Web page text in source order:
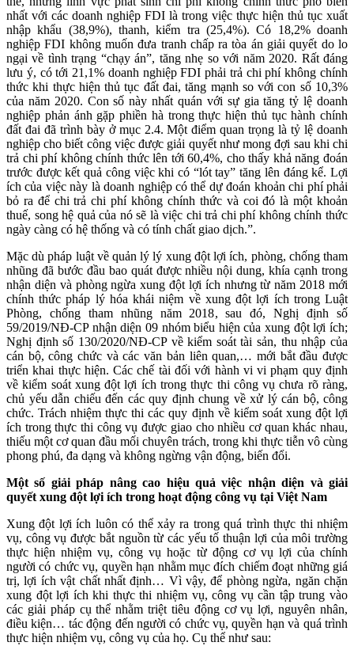
nhất với các doanh nghiệp FDI là trong việc thực hiện thủ tục xuất
nhập khẩu (38,9%), thanh, kiểm tra (25,4%). Có 18,2% doanh
nghiệp FDI không muốn đưa tranh chấp ra tòa án giải quyết do lo
ngại về tình trạng “chạy án”, tăng nhẹ so với năm 2020. Rất đáng
lưu ý, có tới 21,1% doanh nghiệp FDI phải trả chi phí không chính
thức khi thực hiện thủ tục đất đai, tăng mạnh so với con số 10,3%
của năm 2020. Con số này nhất quán với sự gia tăng tỷ lệ doanh
nghiệp phản ánh gặp phiền hà trong thực hiện thủ tục hành chính
đất đai đã trình bày ở mục 2.4. Một điểm quan trọng là tỷ lệ doanh
nghiệp cho biết công việc được giải quyết như mong đợi sau khi chi
trả chi phí không chính thức lên tới 60,4%, cho thấy khả năng đoán
trước được kết quả công việc khi có “lót tay” tăng lên đáng kể. Lợi
ích của việc này là doanh nghiệp có thể dự đoán khoản chi phí phải
bỏ ra để chi trả chi phí không chính thức và coi đó là một khoản
thuế, song hệ quả của nó sẽ là việc chi trả chi phí không chính thức
ngày càng có hệ thống và có tính chất giao dịch.”.
Mặc dù pháp luật về quản lý lý xung đột lợi ích, phòng, chống tham
nhũng đã bước đầu bao quát được nhiều nội dung, khía cạnh trong
nhận diện và phòng ngừa xung đột lợi ích nhưng từ năm 2018 mới
chính thức pháp lý hóa khái niệm về xung đột lợi ích trong Luật
Phòng, chống tham nhũng năm 2018, sau đó, Nghị định số
59/2019/NĐ-CP nhận diện 09 nhóm biểu hiện của xung đột lợi ích;
Nghị định số 130/2020/NĐ-CP về kiểm soát tài sản, thu nhập của
cán bộ, công chức và các văn bản liên quan,… mới bắt đầu được
triển khai thực hiện. Các chế tài đối với hành vi vi phạm quy định
về kiểm soát xung đột lợi ích trong thực thi công vụ chưa rõ ràng,
chủ yếu dẫn chiếu đến các quy định chung về xử lý cán bộ, công
chức. Trách nhiệm thực thi các quy định về kiểm soát xung đột lợi
ích trong thực thi công vụ được giao cho nhiều cơ quan khác nhau,
thiếu một cơ quan đầu mối chuyên trách, trong khi thực tiễn vô cùng
phong phú, đa dạng và không ngừng vận động, biến đổi.
Một số giải pháp nâng cao hiệu quả việc nhận diện và giải
quyết xung đột lợi ích trong hoạt động công vụ tại Việt Nam
Xung đột lợi ích luôn có thể xảy ra trong quá trình thực thi nhiệm
vụ, công vụ được bắt nguồn từ các yếu tố thuận lợi của môi trường
thực hiện nhiệm vụ, công vụ hoặc từ động cơ vụ lợi của chính
người có chức vụ, quyền hạn nhằm mục đích chiếm đoạt những giá
trị, lợi ích vật chất nhất định… Vì vậy, để phòng ngừa, ngăn chặn
xung đột lợi ích khi thực thi nhiệm vụ, công vụ cần tập trung vào
các giải pháp cụ thể nhằm triệt tiêu động cơ vụ lợi, nguyên nhân,
điều kiện… tác động đến người có chức vụ, quyền hạn và quá trình
thực hiện nhiệm vụ, công vụ của họ. Cụ thể như sau: